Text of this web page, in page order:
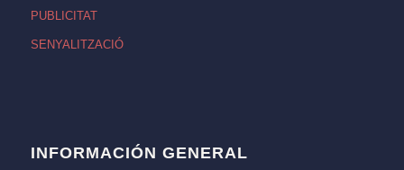
PUBLICITAT
SENYALITZACIÓ
INFORMACIÓN GENERAL